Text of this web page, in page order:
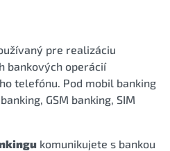
pre realizáciu
bankových operácií
telefónu. Pod mobil banking
GSM banking, SIM
komunikujete s bankou